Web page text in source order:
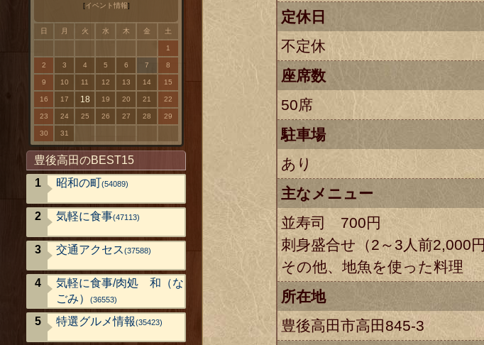
定休日
不定休
座席数
50席
駐車場
あり
主なメニュー
並寿司 700円
刺身盛合せ（2～3人前2,000円
その他、地魚を使った料理
所在地
豊後高田市高田845-3
[イベント情報]
日 月 火 水 木 金 土
1
2 3 4 5 6 7 8
9 10 11 12 13 14 15
16 17 18 19 20 21 22
23 24 25 26 27 28 29
30 31
豊後高田のBEST15
昭和の町(54089)
気軽に食事(47113)
交通アクセス(37588)
気軽に食事/肉処 和（な
ごみ）
(36553)
特選グルメ情報(35423)